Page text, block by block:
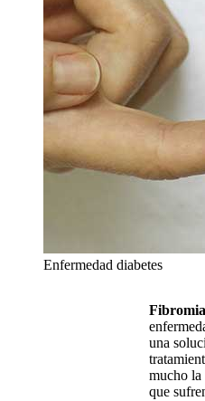
Enfermedad diabetes
una
mucho la
que